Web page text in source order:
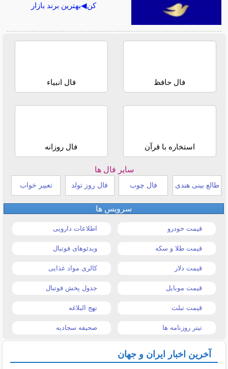
کن◀بهترین برند بازار
فال حافظ فال انبیاء
استخاره با قرآن فال روزانه
سایر فال ها
طالع بینی هندی فال چوب فال روز تولد تعبیر خواب
سرویس ها
قیمت خودرو اطلاعات دارویی
قیمت طلا و سکه ویدئوهای فوتبال
قیمت دلار کالری مواد غذایی
قیمت موبایل جدول پخش فوتبال
قیمت تبلت نهج البلاغه
تیتر روزنامه ها صحیفه سجادیه
آخرین اخبار ایران و جهان